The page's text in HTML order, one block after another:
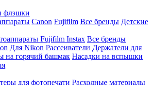
флэшки
Canon Fujifilm Все бренды Детские
Fujifilm Instax Все бренды
Для Nikon Рассеиватели Держатели для
на горячий башмак Насадки на вспышки
для фотопечати Расходные материалы